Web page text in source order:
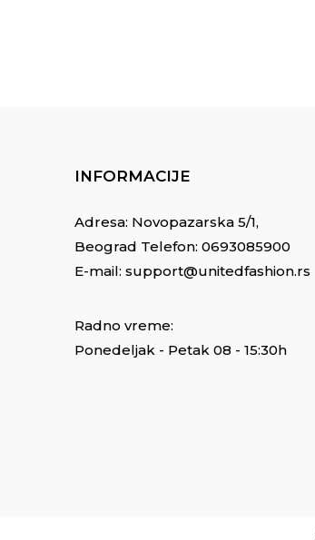
INFORMACIJE
Adresa: Novopazarska 5/1,
Beograd Telefon: 0693085900
E-mail: support@unitedfashion.rs
Radno vreme:
Ponedeljak - Petak 08 - 15:30h